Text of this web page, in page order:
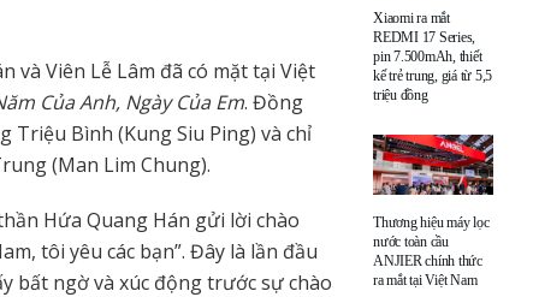
và Viên Lễ Lâm đã có mặt tại Việt
Của Anh, Ngày Của Em. Đồng
Triệu Bình (Kung Siu Ping) và chỉ
(Man Lim Chung).
Hứa Quang Hán gửi lời chào
tôi yêu các bạn”. Đây là lần đầu
bất ngờ và xúc động trước sự chào
Xiaomi ra mắt
REDMI 17 Series,
pin 7.500mAh, thiết
kế trẻ trung, giá từ 5,5
triệu đồng
Thương hiệu máy lọc
nước toàn cầu
ANJIER chính thức
ra mắt tại Việt Nam